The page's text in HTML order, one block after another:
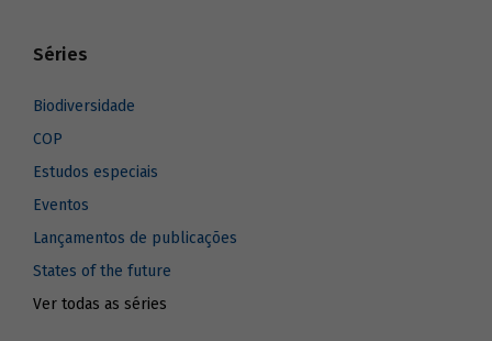
Séries
Biodiversidade
COP
Estudos especiais
Eventos
Lançamentos de publicações
States of the future
Ver todas as séries